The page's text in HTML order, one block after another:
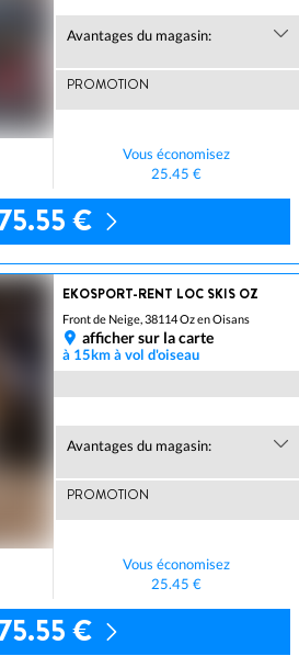
Avantages du magasin:
PROMOTION
Vous économisez
25.45 €
75.55 €
EKOSPORT-RENT LOC SKIS OZ
Front de Neige, 38114 Oz en Oisans
afficher sur la carte
à 15km à vol d'oiseau
Avantages du magasin:
PROMOTION
Vous économisez
25.45 €
75.55 €